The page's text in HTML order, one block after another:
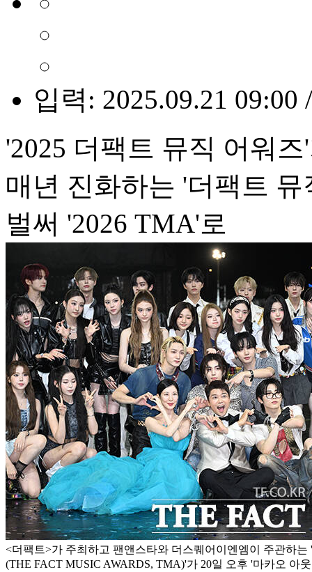
입력: 2025.09.21 09:00
'2025 더팩트 뮤직 어워
매년 진화하는 '더팩트
벌써 '2026 TMA'로
<더팩트>가 주최하고 팬앤스타와 더스퀘어이엔엠이 주관하는
(THE FACT MUSIC AWARDS, TMA)'가 20일 오후 '마카오 아